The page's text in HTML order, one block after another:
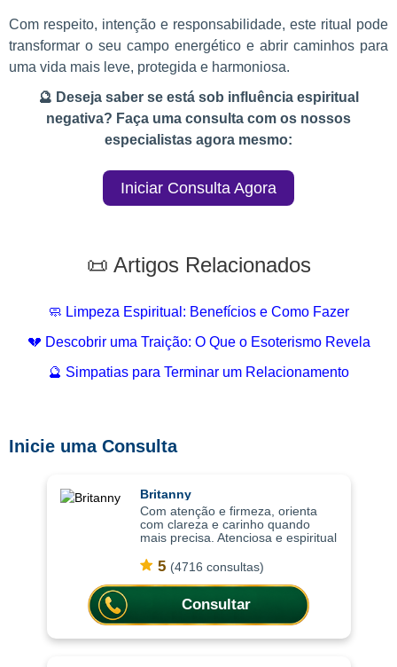
Com respeito, intenção e responsabilidade, este ritual pode
transformar o seu campo energético e abrir caminhos para
uma vida mais leve, protegida e harmoniosa.
🔮 Deseja saber se está sob influência espiritual
negativa? Faça uma consulta com os nossos
especialistas agora mesmo:
Iniciar Consulta Agora
📜 Artigos Relacionados
🧼 Limpeza Espiritual: Benefícios e Como Fazer
💔 Descobrir uma Traição: O Que o Esoterismo Revela
🔮 Simpatias para Terminar um Relacionamento
Inicie uma Consulta
Britanny
Com atenção e firmeza, orienta
com clareza e carinho quando
mais precisa. Atenciosa e espiritual
consultas ajudam a compreender
situações com mais clareza,
oferecendo or
5 (4716 consultas)
Consultar